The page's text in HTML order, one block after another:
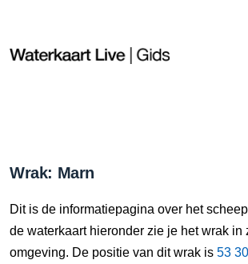
Wrak: Marn
Dit is de informatiepagina over het
de waterkaart hieronder zie je het wrak in
omgeving. De positie van dit wrak is 53